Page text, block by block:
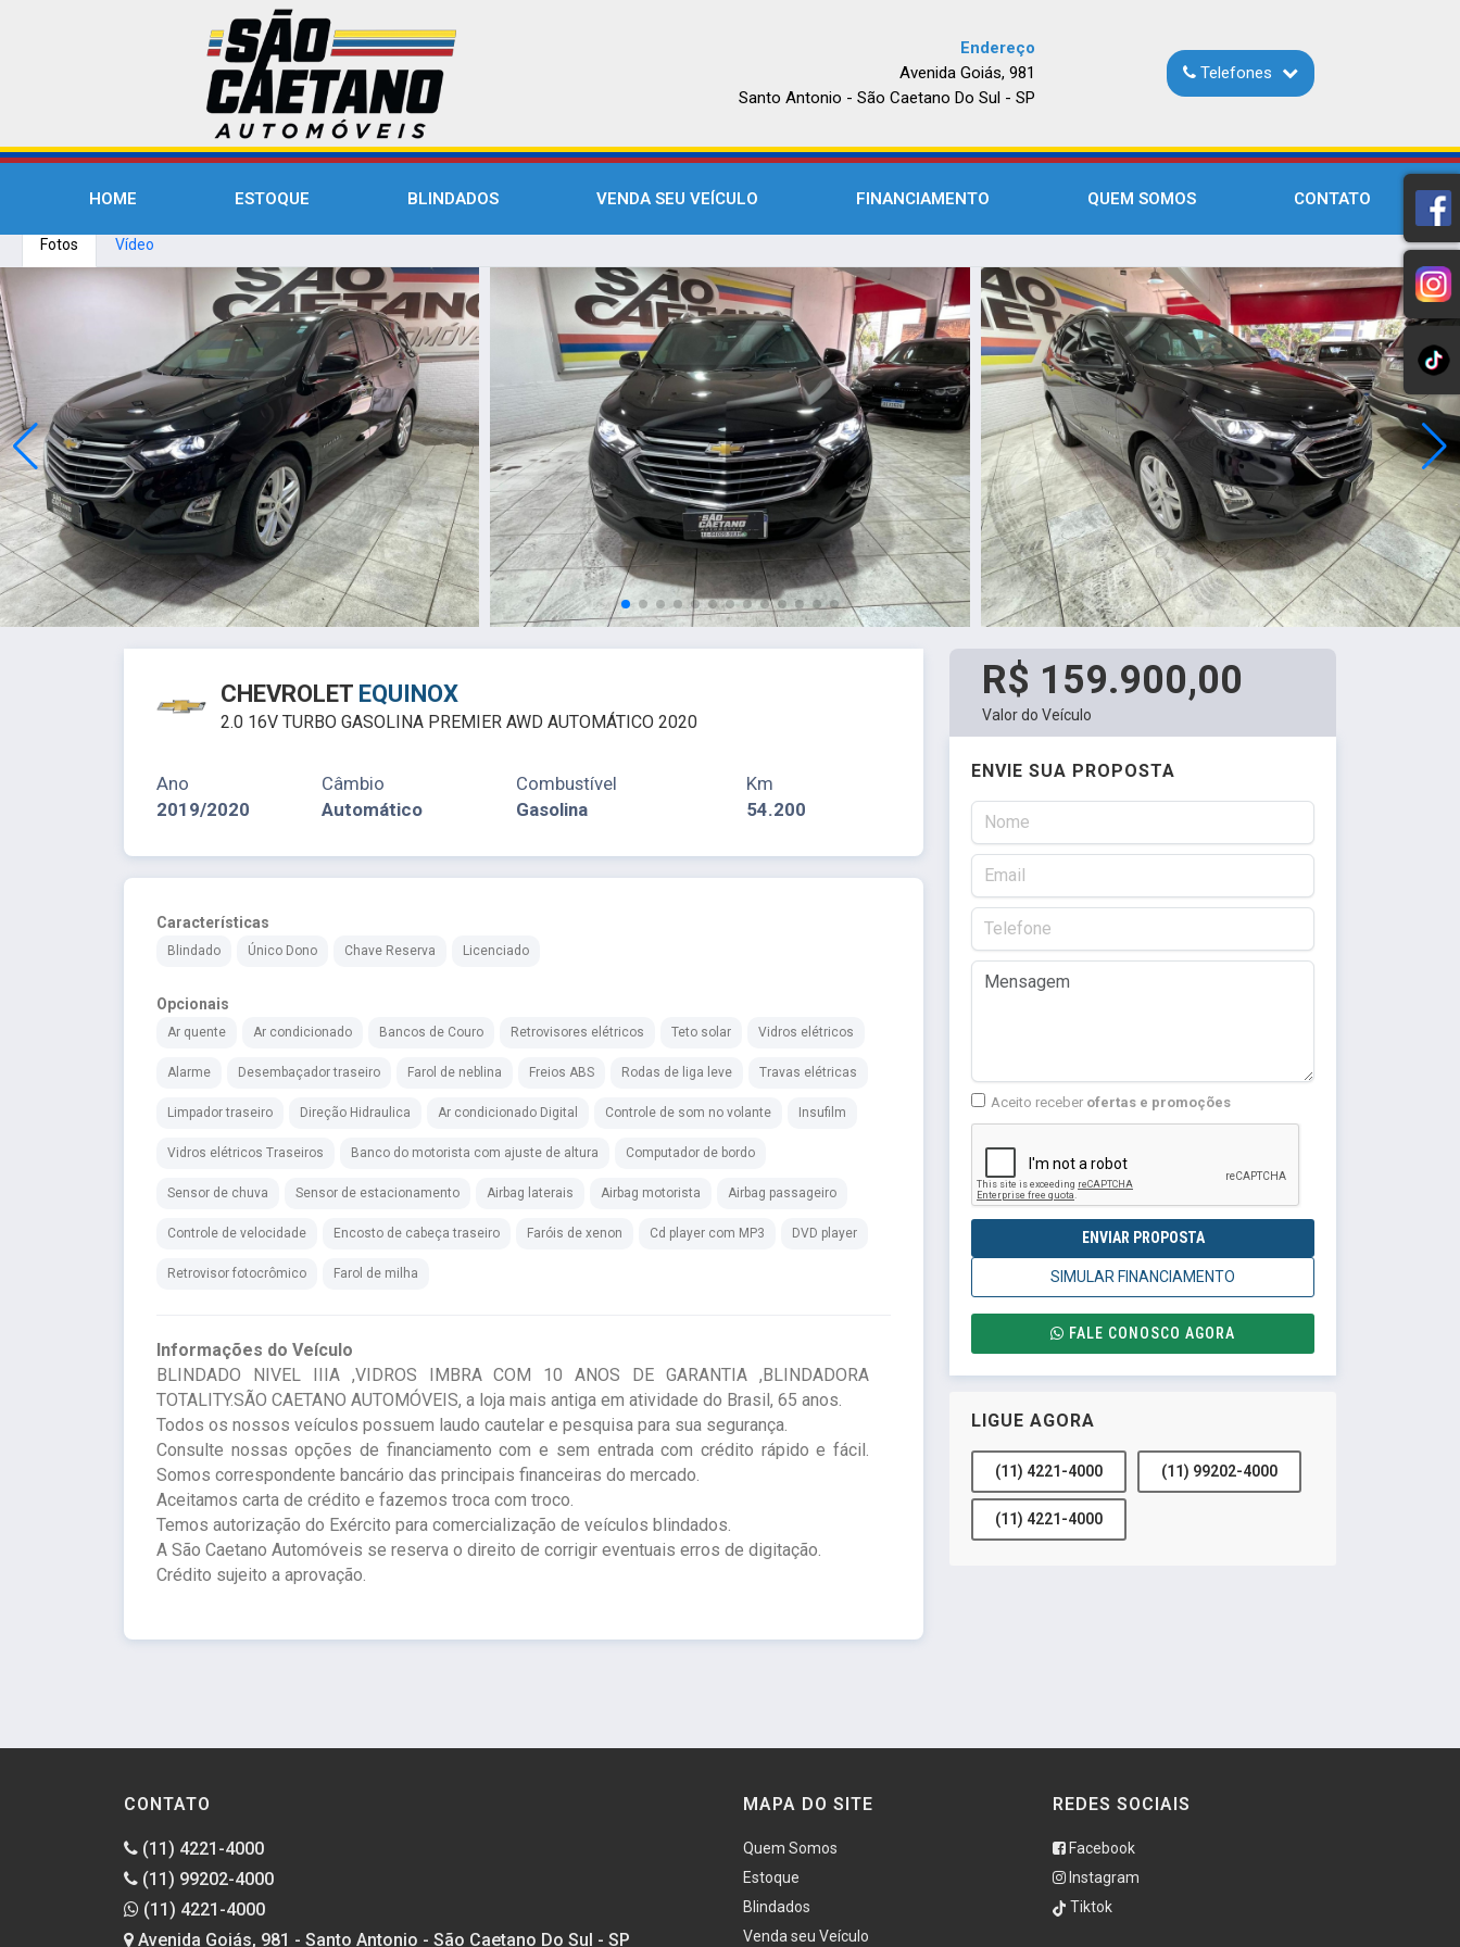
Endereço
Avenida Goiás, 981
Santo Antonio - São Caetano Do Sul - SP
Telefones
HOME ESTOQUE BLINDADOS VENDA SEU VEÍCULO FINANCIAMENTO QUEM SOMOS CONTATO
Fotos Vídeo
CHEVROLET EQUINOX
2.0 16V TURBO GASOLINA PREMIER AWD AUTOMÁTICO 2020
Ano
2019/2020
Câmbio
Automático
Combustível
Gasolina
Km
54.200
Características
Blindado Único Dono Chave Reserva Licenciado
Opcionais
Ar quente Ar condicionado Bancos de Couro Retrovisores elétricos Teto solar Vidros elétricos
Alarme Desembaçador traseiro Farol de neblina Freios ABS Rodas de liga leve Travas elétricas
Limpador traseiro Direção Hidraulica Ar condicionado Digital Controle de som no volante Insufilm
Vidros elétricos Traseiros Banco do motorista com ajuste de altura Computador de bordo
Sensor de chuva Sensor de estacionamento Airbag laterais Airbag motorista Airbag passageiro
Controle de velocidade Encosto de cabeça traseiro Faróis de xenon Cd player com MP3 DVD player
Retrovisor fotocrômico Farol de milha
Informações do Veículo
BLINDADO NIVEL IIIA ,VIDROS IMBRA COM 10 ANOS DE GARANTIA ,BLINDADORA
TOTALITY.SÃO CAETANO AUTOMÓVEIS, a loja mais antiga em atividade do Brasil, 65 anos.
Todos os nossos veículos possuem laudo cautelar e pesquisa para sua segurança.
Consulte nossas opções de financiamento com e sem entrada com crédito rápido e fácil.
Somos correspondente bancário das principais financeiras do mercado.
Aceitamos carta de crédito e fazemos troca com troco.
Temos autorização do Exército para comercialização de veículos blindados.
A São Caetano Automóveis se reserva o direito de corrigir eventuais erros de digitação.
Crédito sujeito a aprovação.
R$ 159.900,00
Valor do Veículo
ENVIE SUA PROPOSTA
Aceito receber ofertas e promoções
ENVIAR PROPOSTA
SIMULAR FINANCIAMENTO
FALE CONOSCO AGORA
LIGUE AGORA
(11) 4221-4000 (11) 99202-4000
(11) 4221-4000
CONTATO
(11) 4221-4000
(11) 99202-4000
(11) 4221-4000
Avenida Goiás, 981 - Santo Antonio - São Caetano Do Sul - SP
MAPA DO SITE
Quem Somos
Estoque
Blindados
Venda seu Veículo
REDES SOCIAIS
Facebook
Instagram
Tiktok